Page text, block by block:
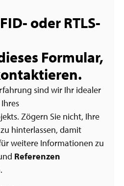
oder RTLS-
Formular,
sind wir Ihr idealer
Zögern Sie nicht, Ihre
hinterlassen, damit
weitere Informationen zu
Referenzen